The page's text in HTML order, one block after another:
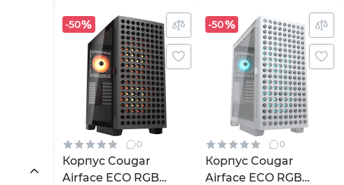
-50
0
Корпус Cougar
Airface ECO RGB
-50
0
Корпус Cougar
Airface ECO RGB